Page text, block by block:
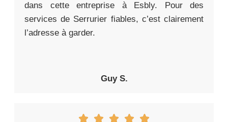
dans cette entreprise à Esbly. Pour des
services de Serrurier fiables, c’est clairement
l’adresse à garder.
Guy S.